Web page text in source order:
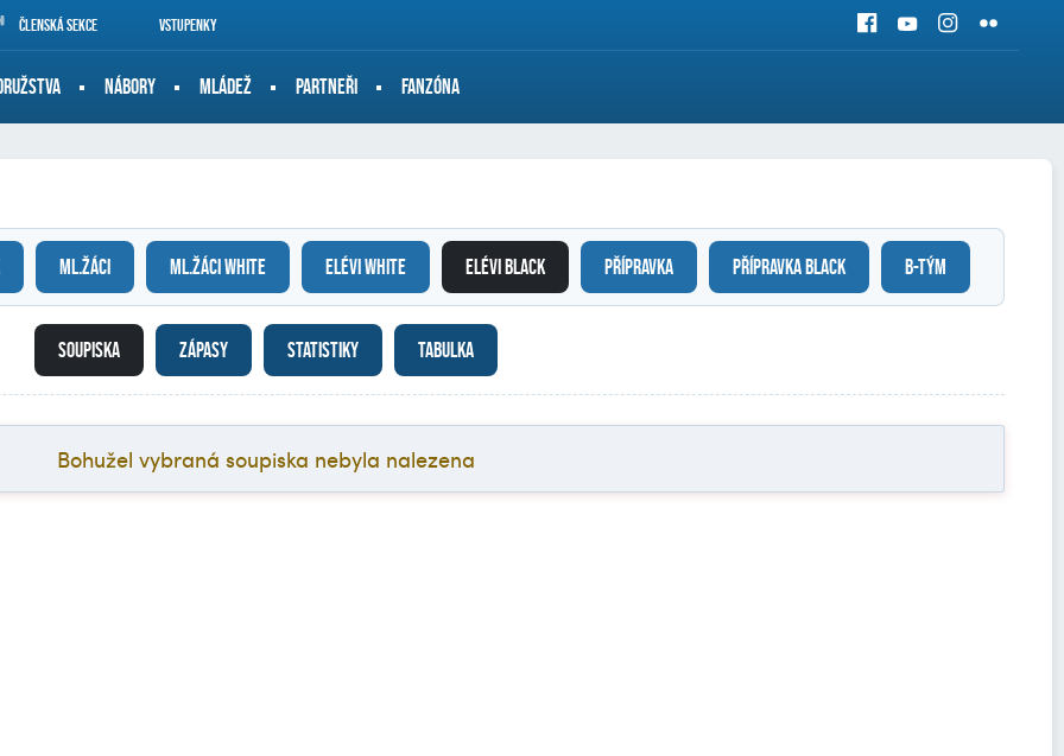
Členská sekce Vstupenky
NÁBORY MLÁDEŽ PARTNEŘI FANZÓNA
ML.ŽÁCI ML.ŽÁCI WHITE ELÉVI WHITE ELÉVI BLACK PŘÍPRAVKA PŘÍPRAVKA BLACK B-TÝM
SOUPISKA ZÁPASY STATISTIKY TABULKA
Bohužel vybraná soupiska nebyla nalezena